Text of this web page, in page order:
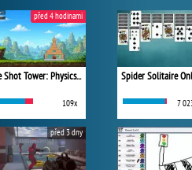
One Shot Tower: Physics Destroyer
109x
před 4 hodinami
před 3 dny
Spider Solitaire
7